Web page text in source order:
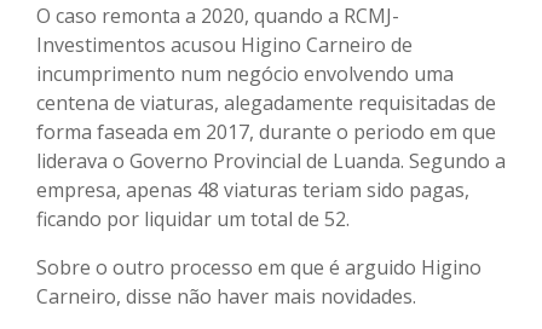
O caso remonta a 2020, quando a RCMJ-
Investimentos acusou Higino Carneiro de
incumprimento num negócio envolvendo uma
centena de viaturas, alegadamente requisitadas de
forma faseada em 2017, durante o periodo em que
liderava o Governo Provincial de Luanda. Segundo a
empresa, apenas 48 viaturas teriam sido pagas,
ficando por liquidar um total de 52.
Sobre o outro processo em que é arguido Higino
Carneiro, disse não haver mais novidades.